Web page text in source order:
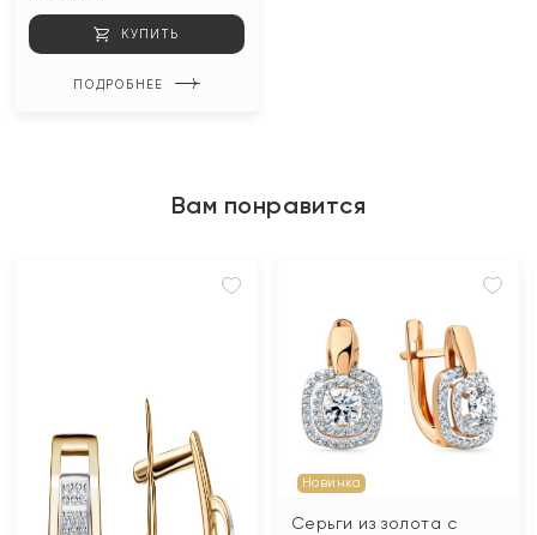
КУПИТЬ
ПОДРОБНЕЕ
Вам понравится
Новинка
Серьги из золота с